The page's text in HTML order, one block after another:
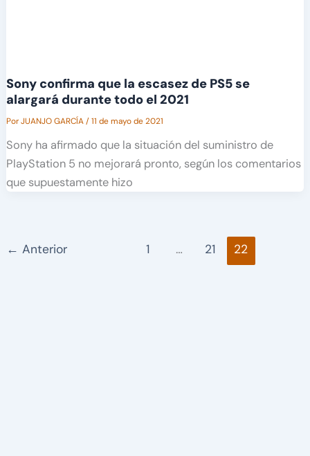
Sony confirma que la escasez de PS5 se
alargará durante todo el 2021
PorJUANJO GARCÍA/11 de mayo de 2021
Sony ha afirmado que la situación del suministro de
PlayStation 5 no mejorará pronto, según los comentarios
que supuestamente hizo
← Anterior 1 … 21 22